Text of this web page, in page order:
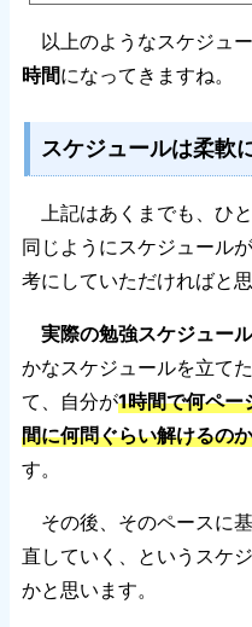
以上のようなスケジュ
時間になってきますね。
スケジュールは柔軟
上記はあくまでも、ひ
同じようにスケジュール
考にしていただければと思
実際の勉強スケジュー
かなスケジュールを立て
て、自分が1時間で何ペー
間に何問ぐらい解けるの
す。
その後、そのペースに
直していく、というスケ
かと思います。